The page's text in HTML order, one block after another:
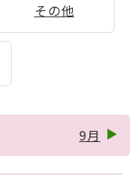
その他
9月